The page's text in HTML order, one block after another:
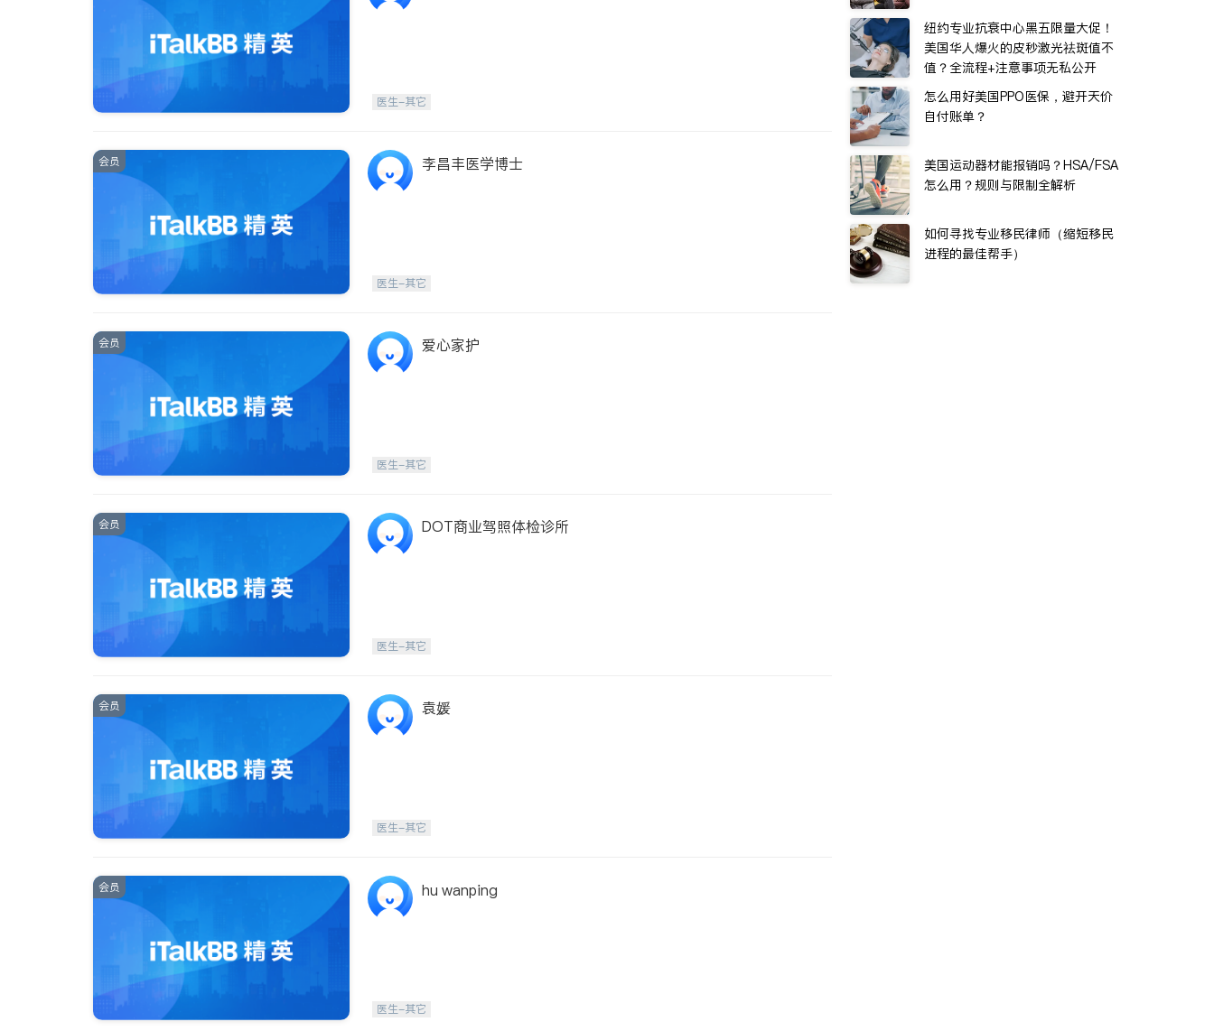
医生-其它
会员 李昌丰医学博士
医生-其它
会员 爱心家护
医生-其它
会员 DOT商业驾照体检诊所
医生-其它
会员 袁媛
医生-其它
会员 hu wanping
医生-其它
纽约专业抗衰中心黑五限量大促！
美国华人爆火的皮秒激光祛斑值不
值？全流程+注意事项无私公开
怎么用好美国PPO医保，避开天价
自付账单？
美国运动器材能报销吗？HSA/FSA
怎么用？规则与限制全解析
如何寻找专业移民律师（缩短移民
进程的最佳帮手）